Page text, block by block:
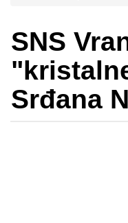
SNS
Srđana